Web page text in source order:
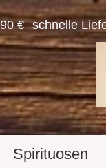
€ schnelle
Spirituosen